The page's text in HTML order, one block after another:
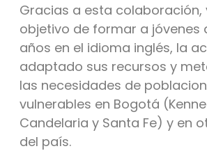
Gracias a esta colaboración,
objetivo de formar a jóvenes
años en el idioma inglés, la
adaptado sus recursos y
las necesidades de
vulnerables en Bogotá
Candelaria y Santa Fe) y en
del país.